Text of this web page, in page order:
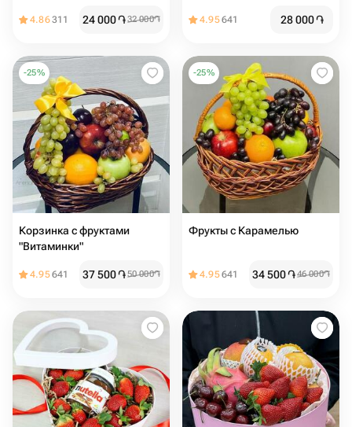
4.86311 24 000֏32 000֏ 4.95641 28 000֏
-25%
Корзинка с фруктами
"Витаминки"
4.95641 37 500֏50 000֏
-25%
Фрукты с Карамелью
4.95641 34 500֏46 000֏